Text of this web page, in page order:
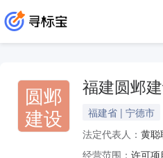
圆邺
建设
福建圆邺
福建省 | 宁德市
法定代表人： 黄聪
经营范围：